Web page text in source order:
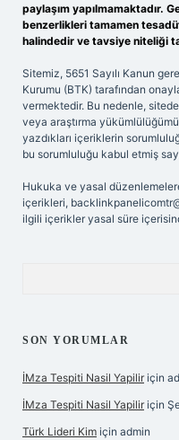
paylaşım yapılmamaktadır.
benzerlikleri tamamen
halindedir ve tavsiye niteliği
Sitemiz, 5651 Sayılı Kanun
Kurumu (BTK) tarafından
vermektedir. Bu nedenle,
veya araştırma
yazdıkları içeriklerin
bu sorumluluğu kabul etmiş
Hukuka ve yasal
içerikleri,
ilgili içerikler yasal süre
SON YORUMLAR
İMza Tespiti Nasil Yapilir için
İMza Tespiti Nasil Yapilir için
Türk Lideri Kim için admin